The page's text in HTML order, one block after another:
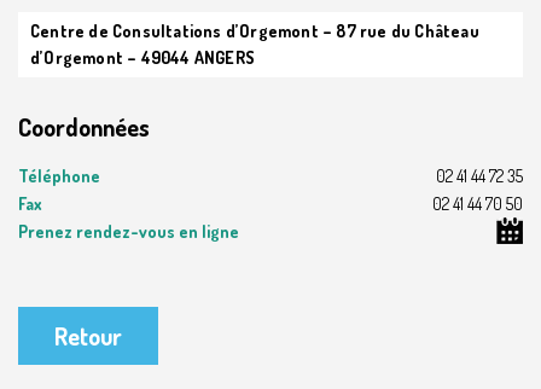
Centre de Consultations d’Orgemont – 87 rue du Château
d’Orgemont – 49044 ANGERS
Coordonnées
Téléphone
02 41 44 72 35
Fax
02 41 44 70 50
Prenez rendez-vous en ligne
Retour